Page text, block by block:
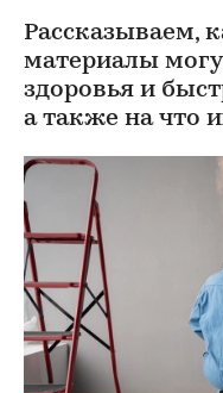
Рассказываем,
материалы
здоровья и
а также на что